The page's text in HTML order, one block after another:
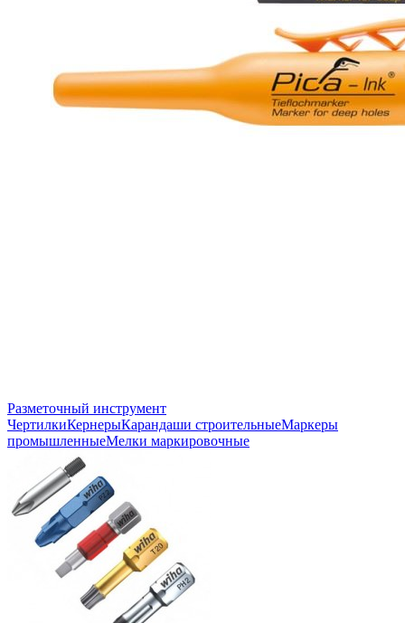
Разметочный инструмент
ЧертилкиКернерыКарандаши строительныеМаркеры
промышленныеМелки маркировочные